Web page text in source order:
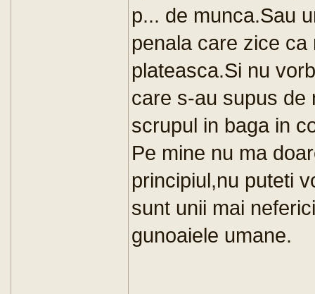
p... de munca.Sau
penala care zice
plateasca.Si nu
care s-au supus de
scrupul in baga in
Pe mine nu ma
principiul,nu puteti
sunt unii mai
gunoaiele umane.